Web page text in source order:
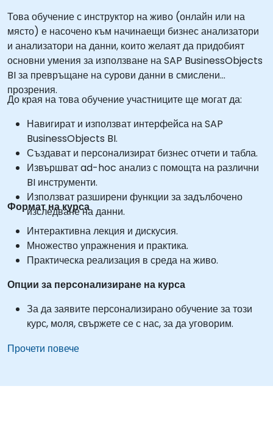
Това обучение с инструктор на живо (онлайн или на
място) е насочено към начинаещи бизнес анализатори
и анализатори на данни, които желаят да придобият
основни умения за използване на SAP BusinessObjects
BI за превръщане на сурови данни в смислени
прозрения.
До края на това обучение участниците ще могат да:
Навигират и използват интерфейса на SAP
BusinessObjects BI.
Създават и персонализират бизнес отчети и табла.
Извършват ad-hoc анализ с помощта на различни
BI инструменти.
Използват разширени функции за задълбочено
изследване на данни.
Формат на курса
Интерактивна лекция и дискусия.
Множество упражнения и практика.
Практическа реализация в среда на живо.
Опции за персонализиране на курса
За да заявите персонализирано обучение за този
курс, моля, свържете се с нас, за да уговорим.
Прочети повече